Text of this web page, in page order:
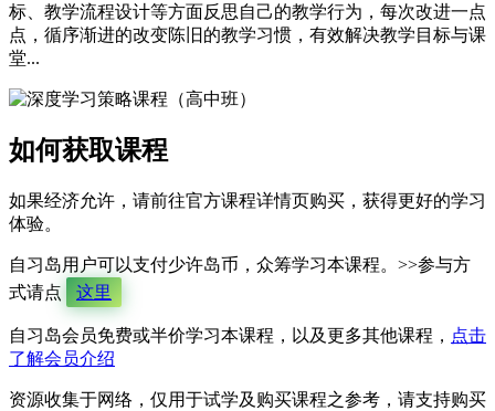
标、教学流程设计等方面反思自己的教学行为，每次改进一点
点，循序渐进的改变陈旧的教学习惯，有效解决教学目标与课
堂...
如何获取课程
如果经济允许，请前往官方课程详情页购买，获得更好的学习
体验。
自习岛用户可以支付少许岛币，众筹学习本课程。>>参与方
式请点
这里
自习岛会员免费或半价学习本课程，以及更多其他课程， 点击
了解会员介绍
资源收集于网络，仅用于试学及购买课程之参考，请支持购买